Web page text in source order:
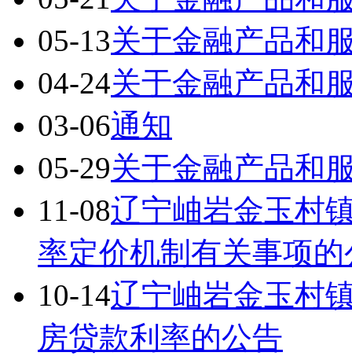
05-13关于金融产品和
04-24关于金融产品和
03-06通知
05-29关于金融产品和
11-08辽宁岫岩金玉村
率定价机制有关事项的
10-14辽宁岫岩金玉村
房贷款利率的公告